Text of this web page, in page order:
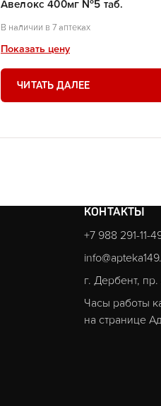
Авелокс 400мг №5 таб.
В наличии в 7 аптеках
Показать цену
ЧИТАТЬ ДАЛЕЕ
КОНТАКТЫ
+7 988 291-11-
г. Дербент,
Часы работы
на странице